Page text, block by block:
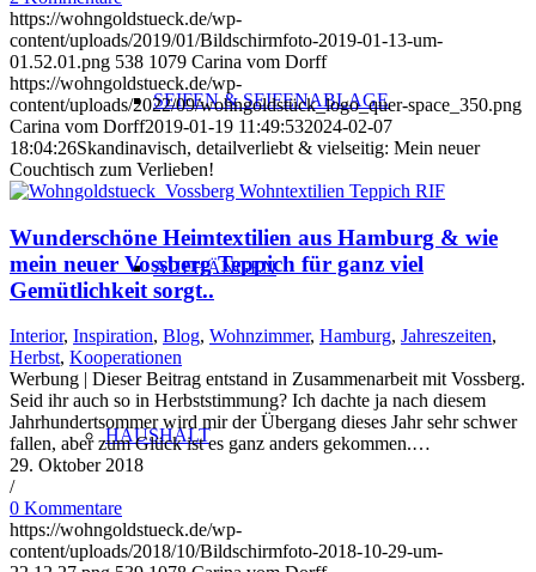
SEIFEN & SEIFENABLAGE
AUFHÄNGEN
HAUSHALT
https://wohngoldstueck.de/wp-
content/uploads/2019/01/Bildschirmfoto-2019-01-13-um-
01.52.01.png 538 1079 Carina vom Dorff
https://wohngoldstueck.de/wp-
content/uploads/2022/09/wohngoldstück_logo_quer-space_350.png
Carina vom Dorff2019-01-19 11:49:532024-02-07
18:04:26Skandinavisch, detailverliebt & vielseitig: Mein neuer
Couchtisch zum Verlieben!
Wunderschöne Heimtextilien aus Hamburg & wie
mein neuer Vossberg Teppich für ganz viel
Gemütlichkeit sorgt..
Interior, Inspiration, Blog, Wohnzimmer, Hamburg, Jahreszeiten,
Herbst, Kooperationen
Werbung | Dieser Beitrag entstand in Zusammenarbeit mit Vossberg.
Seid ihr auch so in Herbststimmung? Ich dachte ja nach diesem
Jahrhundertsommer wird mir der Übergang dieses Jahr sehr schwer
fallen, aber zum Glück ist es ganz anders gekommen.…
29. Oktober 2018
/
0 Kommentare
https://wohngoldstueck.de/wp-
content/uploads/2018/10/Bildschirmfoto-2018-10-29-um-